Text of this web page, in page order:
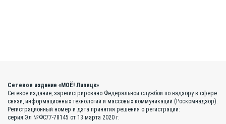
Сетевое издание «МОЁ! Липецк»
Сетевое издание, зарегистрировано Федеральной службой по надзору в сфере
связи, информационных технологий и массовых коммуникаций (Роскомнадзор).
Регистрационный номер и дата принятия решения о регистрации:
серия Эл №ФС77-78145 от 13 марта 2020 г.